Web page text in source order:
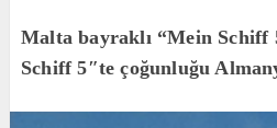
Malta bayraklı “Mein Schiff
Schiff 5″te çoğunluğu